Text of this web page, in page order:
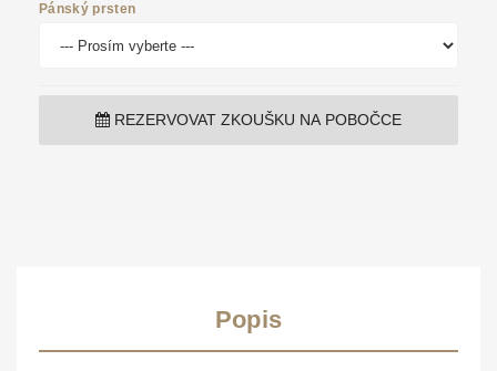
Pánský prsten
REZERVOVAT ZKOUŠKU NA POBOČCE
Popis